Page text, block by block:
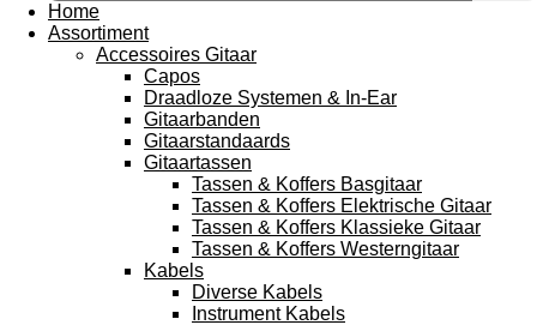
Home
Assortiment
Accessoires Gitaar
Capos
Draadloze Systemen & In-Ear
Gitaarbanden
Gitaarstandaards
Gitaartassen
Tassen & Koffers Basgitaar
Tassen & Koffers Elektrische Gitaar
Tassen & Koffers Klassieke Gitaar
Tassen & Koffers Westerngitaar
Kabels
Diverse Kabels
Instrument Kabels